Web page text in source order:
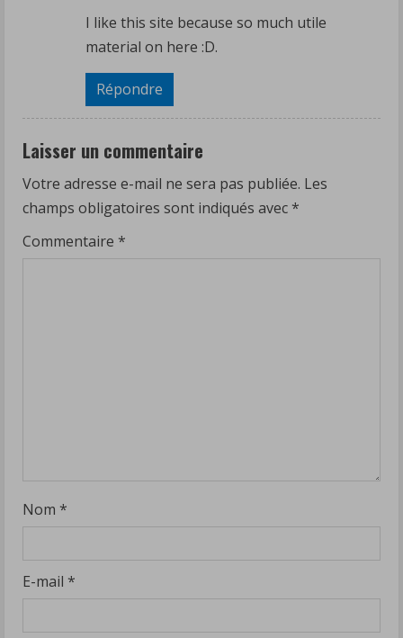
I like this site because so much utile
material on here :D.
Répondre
Laisser un commentaire
Votre adresse e-mail ne sera pas publiée. Les
champs obligatoires sont indiqués avec *
Commentaire *
Nom *
E-mail *